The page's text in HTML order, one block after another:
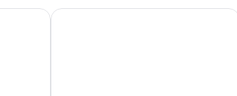
Wecamp Pedraforca